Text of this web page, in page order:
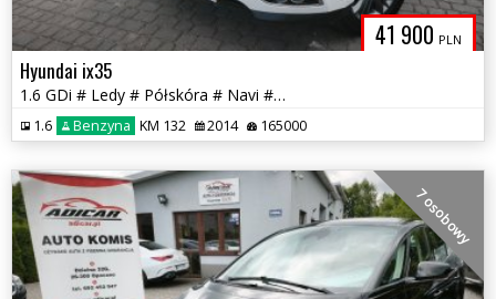
41 900 PLN
Hyundai ix35
1.6 GDi # Ledy # Półskóra # Navi # Kamera # Serwis # GWARANCJA !!!
1.6 Benzyna KM 132 2014 165000
7 osobowy